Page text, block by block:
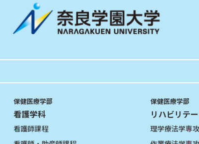
保健医療学部
看護学科
看護師課程
保健医療学部
リハビリテ
理学療法学専攻